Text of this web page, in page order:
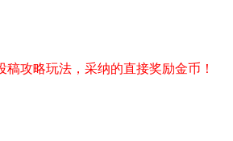
攻略玩法，采纳的直接奖励金币！